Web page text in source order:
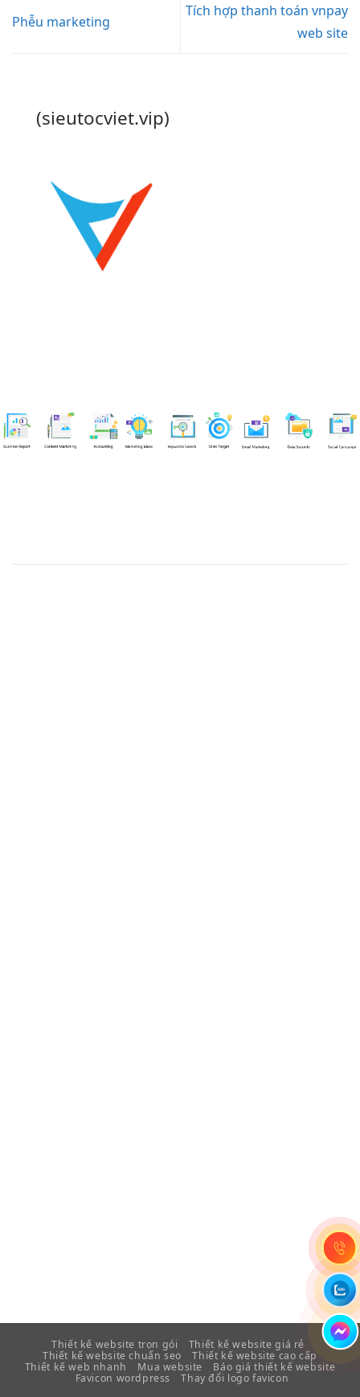
Phễu marketing
Tích hợp thanh toán vnpay
web site
(sieutocviet.vip)
Thiết kế website trọn gói
Thiết kế website giá rẻ
Thiết kế website chuẩn seo
Thiết kế website cao cấp
Thiết kế web nhanh
Mua website
Báo giá thiết kế website
Favicon wordpress
Thay đổi logo favicon